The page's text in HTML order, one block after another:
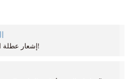
إشعار عطلة اليوم الوطني 2024!